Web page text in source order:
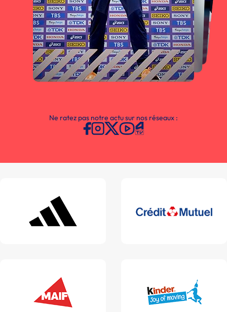
Ne ratez pas notre actu sur nos réseaux :